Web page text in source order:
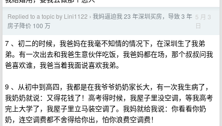
Replied to a topic by Lini1122 › 我妈逼迫我 23 年深圳买房，导致 3 年
房子降价 100 万
5 月 3
日
7 、初二的时候，我爸妈在我毫不知情的情况下，在深圳生了我弟
弟。有一次出去和我爸生意伙伴吃饭，我爸妈都在场，那个叔叔问我
爸喜欢谁，我爸当着我面说喜欢我弟。
9 、从初中到高四，我都是在我爷爷奶奶家长大，有一次我生病了，
我奶奶就说：又得花钱了！高考得时候，我屋子里没空调，等我高考
完上大学了，我屋子里立马装空调了。我妈就给我说：你看看你奶
奶，连空调费都不舍得给你出，怕你浪费空调费！